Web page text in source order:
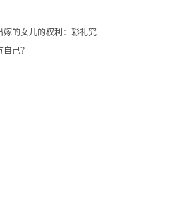
的女儿的权利：彩礼究
己？